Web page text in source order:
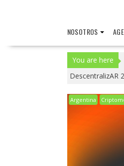
NOSOTROS
You are here
DescentralizAR
Argentina